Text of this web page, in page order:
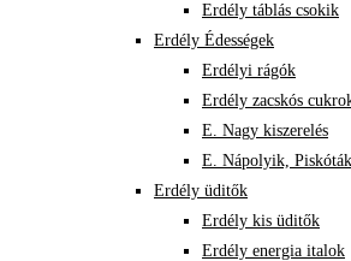
Erdély táblás csokik
Erdély Édességek
Erdélyi rágók
Erdély zacskós
E. Nagy kiszerelés
E. Nápolyik,
Erdély üditők
Erdély kis üditők
Erdély energia italok